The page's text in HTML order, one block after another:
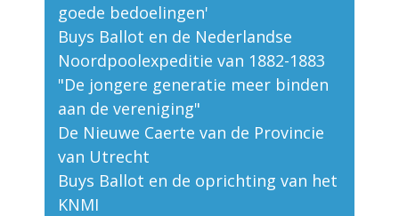
goede bedoelingen'
Buys Ballot en de Nederlandse
Noordpoolexpeditie van 1882-1883
"De jongere generatie meer binden
aan de vereniging"
De Nieuwe Caerte van de Provincie
van Utrecht
Buys Ballot en de oprichting van het
KNMI